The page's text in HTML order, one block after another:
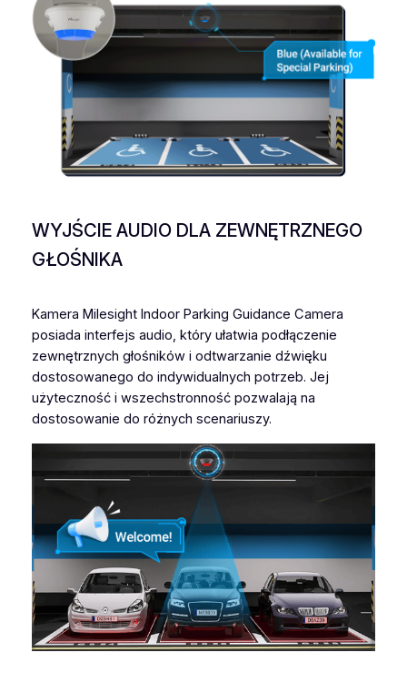
WYJŚCIE AUDIO DLA ZEWNĘTRZNEGO
GŁOŚNIKA
Kamera Milesight Indoor Parking Guidance Camera
posiada interfejs audio, który ułatwia podłączenie
zewnętrznych głośników i odtwarzanie dźwięku
dostosowanego do indywidualnych potrzeb. Jej
użyteczność i wszechstronność pozwalają na
dostosowanie do różnych scenariuszy.